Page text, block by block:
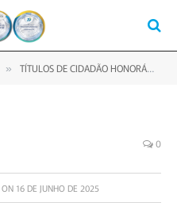
» TÍTULOS DE CIDADÃO HONORÁRIO, BENÉMÉRITO E HOMENAGEM À ESCOLA “A MARÉ” MARCAM NOITE SOLENE NA CÂMARA
0
ON 16 DE JUNHO DE 2025